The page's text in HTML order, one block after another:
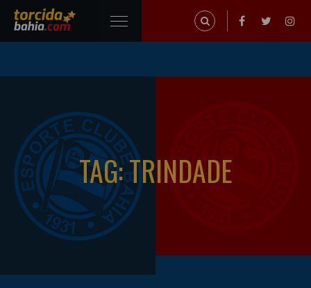
TAG: TRINDADE